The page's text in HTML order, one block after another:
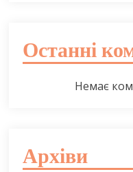
Останні
Немає
Архіви